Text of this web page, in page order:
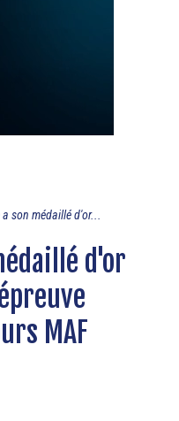
son médaillé d'or...
d'or
MAF